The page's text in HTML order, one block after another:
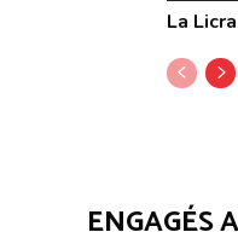
La
ENGAGÉS